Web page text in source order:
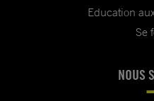
Education
Se
NOUS